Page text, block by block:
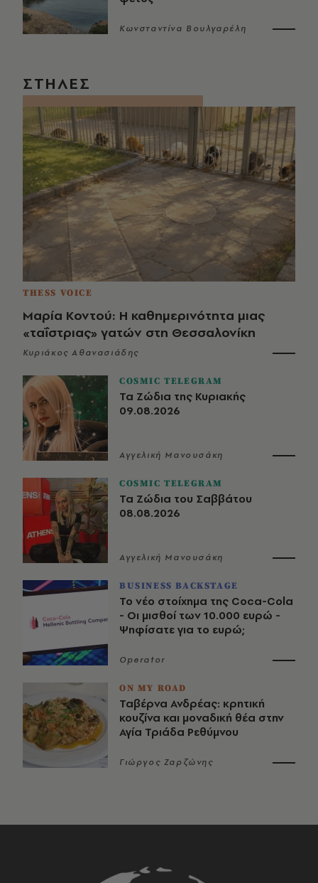
Κωνσταντίνα Βουλγαρέλη
ΣΤΗΛΕΣ
THESS VOICE
Μαρία Κοντού: Η καθημερινότητα μιας
«ταΐστριας» γατών στη Θεσσαλονίκη
Κυριάκος Αθανασιάδης
COSMIC TELEGRAM
Τα Ζώδια της Κυριακής
09.08.2026
Αγγελική Μανουσάκη
COSMIC TELEGRAM
Τα Ζώδια του Σαββάτου
08.08.2026
Αγγελική Μανουσάκη
BUSINESS BACKSTAGE
Το νέο στοίχημα της Coca-Cola
- Οι μισθοί των 10.000 ευρώ -
Ψηφίσατε για το ευρώ;
Operator
ON MY ROAD
Ταβέρνα Ανδρέας: κρητική
κουζίνα και μοναδική θέα στην
Αγία Τριάδα Ρεθύμνου
Γιώργος Ζαρζώνης